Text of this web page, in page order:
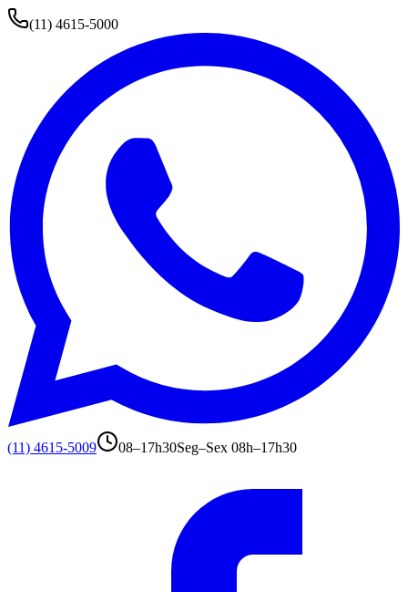
(11) 4615-5000
(11) 4615-5009 08–17h30Seg–Sex 08h–17h30